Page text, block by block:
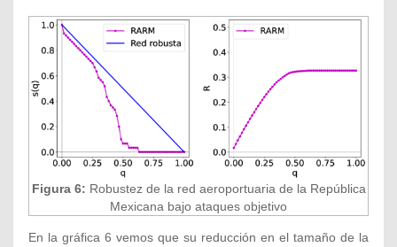
Figura 6: Robustez de la red aeroportuaria de la República
Mexicana bajo ataques objetivo
En la gráfica 6 vemos que su reducción en el tamaño de la